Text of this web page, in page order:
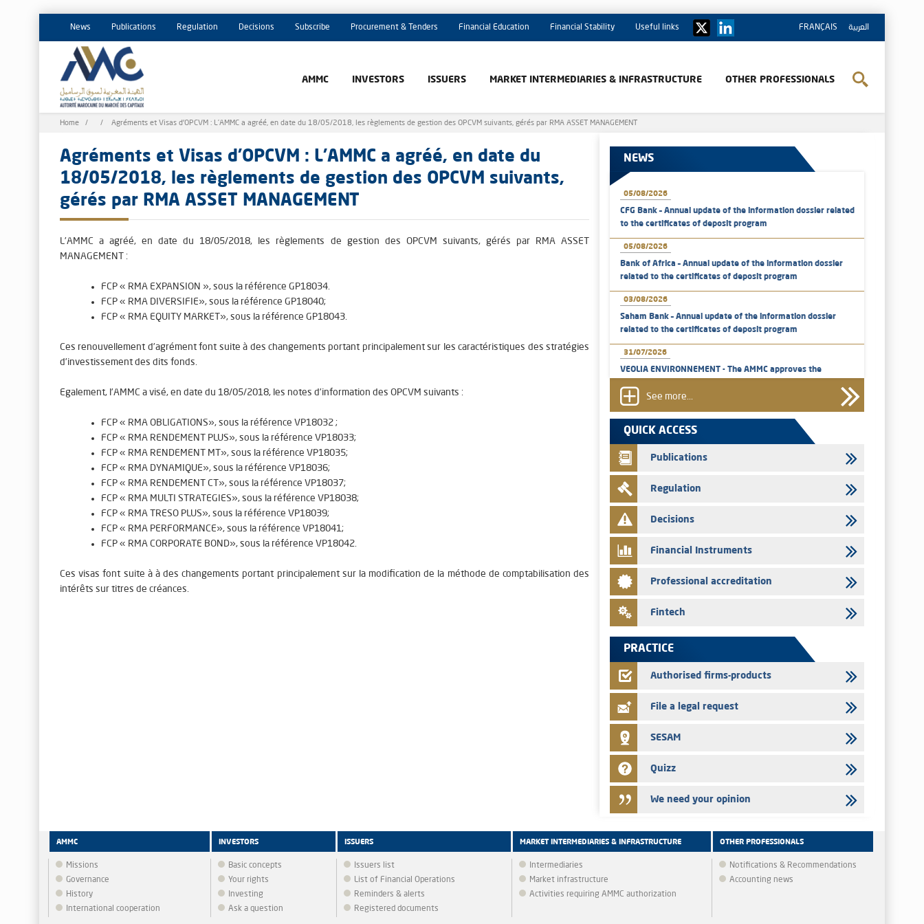
FRANÇAIS العربية News Publications Regulation Decisions Subscribe Procurement & Tenders Financial Education Financial Stability Useful links
AMMC INVESTORS ISSUERS MARKET INTERMEDIARIES & INFRASTRUCTURE OTHER PROFESSIONALS
Breadcrumb
Home Agréments et Visas d'OPCVM : L’AMMC a agréé, en date du 18/05/2018, les règlements de gestion des OPCVM suivants, gérés par RMA ASSET MANAGEMENT
Agréments et Visas d'OPCVM : L’AMMC a agréé, en date du
18/05/2018, les règlements de gestion des OPCVM suivants,
gérés par RMA ASSET MANAGEMENT
L’AMMC a agréé, en date du 18/05/2018, les règlements de gestion des OPCVM suivants, gérés par RMA ASSET
MANAGEMENT :
FCP « RMA EXPANSION », sous la référence GP18034.
FCP « RMA DIVERSIFIE», sous la référence GP18040;
FCP « RMA EQUITY MARKET », sous la référence GP18043.
Ces renouvellement d’agrément font suite à des changements portant principalement sur les caractéristiques des stratégies
d’investissement des dits fonds.
Egalement, l’AMMC a visé, en date du 18/05/2018, les notes d’information des OPCVM suivants :
FCP « RMA OBLIGATIONS», sous la référence VP18032 ;
FCP « RMA RENDEMENT PLUS», sous la référence VP18033;
FCP « RMA RENDEMENT MT », sous la référence VP18035;
FCP « RMA DYNAMIQUE», sous la référence VP18036;
FCP « RMA RENDEMENT CT », sous la référence VP18037;
FCP « RMA MULTI STRATEGIES», sous la référence VP18038;
FCP « RMA TRESO PLUS», sous la référence VP18039;
FCP « RMA PERFORMANCE», sous la référence VP18041;
FCP « RMA CORPORATE BOND», sous la référence VP18042.
Ces visas font suite à à des changements portant principalement sur la modification de la méthode de comptabilisation des
intérêts sur titres de créances.
NEWS
05/08/2026
CFG Bank – Annual update of the information dossier related
to the certificates of deposit program
05/08/2026
Bank of Africa – Annual update of the information dossier
related to the certificates of deposit program
03/08/2026
Saham Bank – Annual update of the information dossier
related to the certificates of deposit program
31/07/2026
VEOLIA ENVIRONNEMENT - The AMMC approves the
exclusively to the group employees
29/07/2026
WAFABAIL – Annual update of the information dossier
related to the finance company bills program
29/07/2026
Message of congratulations on throne day
28/07/2026
Med Paper - Crossing of shareholding threshold of 5%
24/07/2026
Saham Leasing – Annual update of the information dossier
related to the finance company bills program
Jaida – Annual update of the information dossier related to
FEC – Annual update of the information dossier related to the
See more...
QUICK ACCESS
Publications
Regulation
Decisions
Financial Instruments
Professional accreditation
Fintech
PRACTICE
Authorised firms-products
File a legal request
SESAM
Quizz
We need your opinion
AMMC
Missions
Governance
History
International cooperation
INVESTORS
Basic concepts
Your rights
Investing
Ask a question
ISSUERS
Issuers list
List of Financial Operations
Reminders & alerts
Registered documents
MARKET INTERMEDIARIES & INFRASTRUCTURE
Intermediaries
Market infrastructure
Activities requiring AMMC authorization
OTHER PROFESSIONALS
Notifications & Recommendations
Accounting news